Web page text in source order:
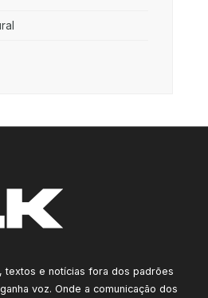
textos e notícias fora dos padrões
voz. Onde a comunicação dos